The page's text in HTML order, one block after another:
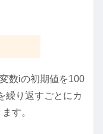
数iの初期値を100
繰り返すごとにカ
す。